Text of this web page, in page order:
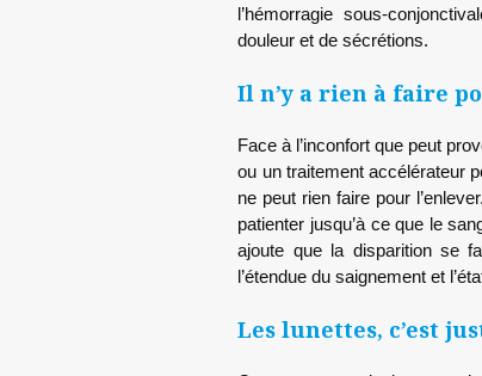
l’hémorragie sous-
douleur et de sécrétions.
Il n’y a rien à faire
Face à l’inconfort que peut
ou un traitement accélérateur
ne peut rien faire pour
patienter jusqu’à ce que le
ajoute que la disparition se
l’étendue du saignement et
Les lunettes, c’est